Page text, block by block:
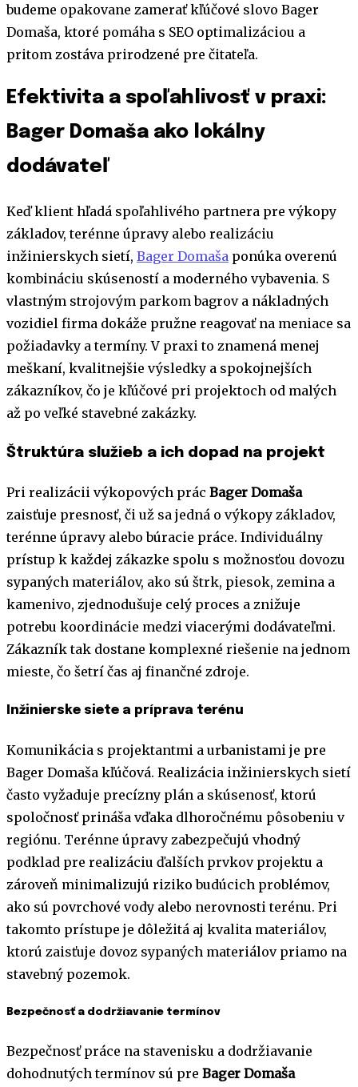
budeme opakovane zamerať kľúčové slovo Bager
Domaša, ktoré pomáha s SEO optimalizáciou a
pritom zostáva prirodzené pre čitateľa.
Efektivita a spoľahlivosť v praxi:
Bager Domaša ako lokálny
dodávateľ
Keď klient hľadá spoľahlivého partnera pre výkopy
základov, terénne úpravy alebo realizáciu
inžinierskych sietí, Bager Domaša ponúka overenú
kombináciu skúseností a moderného vybavenia. S
vlastným strojovým parkom bagrov a nákladných
vozidiel firma dokáže pružne reagovať na meniace sa
požiadavky a termíny. V praxi to znamená menej
meškaní, kvalitnejšie výsledky a spokojnejších
zákazníkov, čo je kľúčové pri projektoch od malých
až po veľké stavebné zakázky.
Štruktúra služieb a ich dopad na projekt
Pri realizácii výkopových prác Bager Domaša
zaisťuje presnosť, či už sa jedná o výkopy základov,
terénne úpravy alebo búracie práce. Individuálny
prístup k každej zákazke spolu s možnosťou dovozu
sypaných materiálov, ako sú štrk, piesok, zemina a
kamenivo, zjednodušuje celý proces a znižuje
potrebu koordinácie medzi viacerými dodávateľmi.
Zákazník tak dostane komplexné riešenie na jednom
mieste, čo šetrí čas aj finančné zdroje.
Inžinierske siete a príprava terénu
Komunikácia s projektantmi a urbanistami je pre
Bager Domaša kľúčová. Realizácia inžinierskych sietí
často vyžaduje precízny plán a skúsenosť, ktorú
spoločnosť prináša vďaka dlhoročnému pôsobeniu v
regiónu. Terénne úpravy zabezpečujú vhodný
podklad pre realizáciu ďalších prvkov projektu a
zároveň minimalizujú riziko budúcich problémov,
ako sú povrchové vody alebo nerovnosti terénu. Pri
takomto prístupe je dôležitá aj kvalita materiálov,
ktorú zaisťuje dovoz sypaných materiálov priamo na
stavebný pozemok.
Bezpečnosť a dodržiavanie termínov
Bezpečnosť práce na stavenisku a dodržiavanie
dohodnutých termínov sú pre Bager Domaša